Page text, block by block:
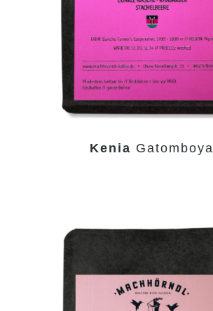
Kenia Gatomboya